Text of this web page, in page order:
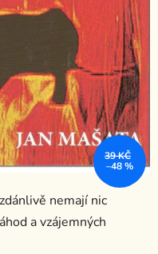
nemají nic
a vzájemných
39 KČ
–48 %